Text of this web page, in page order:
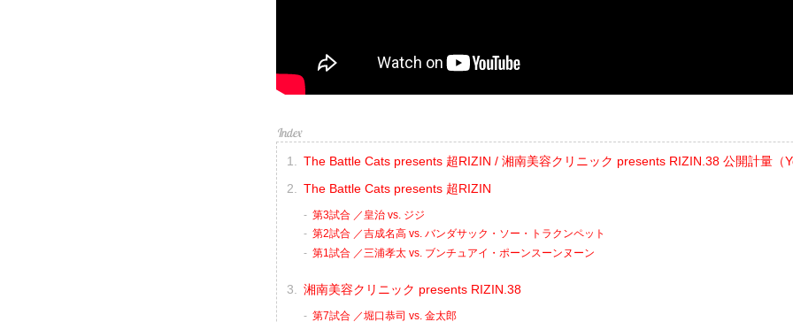
The Battle Cats presents 超RIZIN / 湘南美容クリニック presents RIZIN.38 公開計量（
The Battle Cats presents 超RIZIN
第3試合 ／皇治 vs. ジジ
第2試合 ／吉成名高 vs. バンダサック・ソー・トラクンペット
第1試合 ／三浦孝太 vs. ブンチュアイ・ポーンスーンヌーン
湘南美容クリニック presents RIZIN.38
第7試合 ／堀口恭司 vs. 金太郎